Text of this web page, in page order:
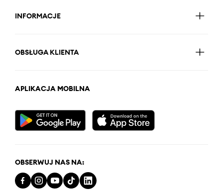
INFORMACJE
OBSŁUGA KLIENTA
APLIKACJA MOBILNA
OBSERWUJ NAS NA: